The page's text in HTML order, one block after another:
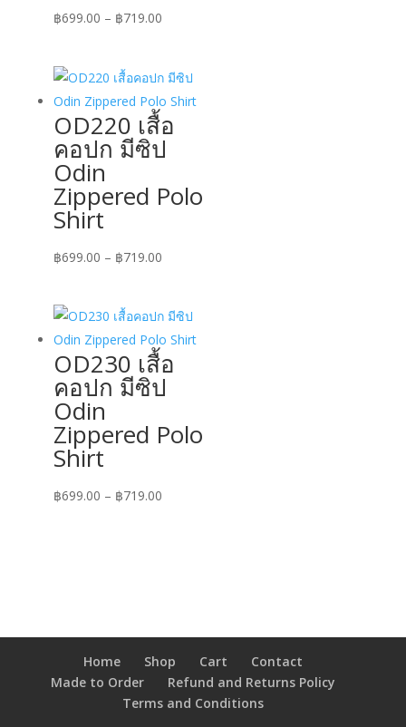
฿699.00 – ฿719.00Price
through
฿719.00
OD220 เสื้อ
คอปก มีซิป
Odin
Zippered Polo
Shirt
฿699.00 – ฿719.00Price
through
฿719.00
OD230 เสื้อ
คอปก มีซิป
Odin
Zippered Polo
Shirt
฿699.00 – ฿719.00Price
Home Shop Cart
Contact
Made to Order
Refund and Returns Policy
Terms and Conditions